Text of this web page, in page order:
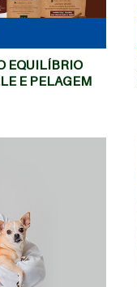
EQUILÍBRIO
E PELAGEM